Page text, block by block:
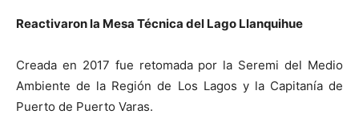
Reactivaron la Mesa Técnica del Lago Llanquihue
Creada en 2017 fue retomada por la Seremi del Medio
Ambiente de la Región de Los Lagos y la Capitanía de
Puerto de Puerto Varas.